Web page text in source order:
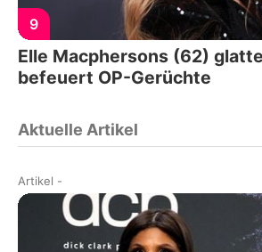
9
Elle Macphersons (62)
befeuert OP-Gerüchte
Aktuelle Artikel
Artikel -